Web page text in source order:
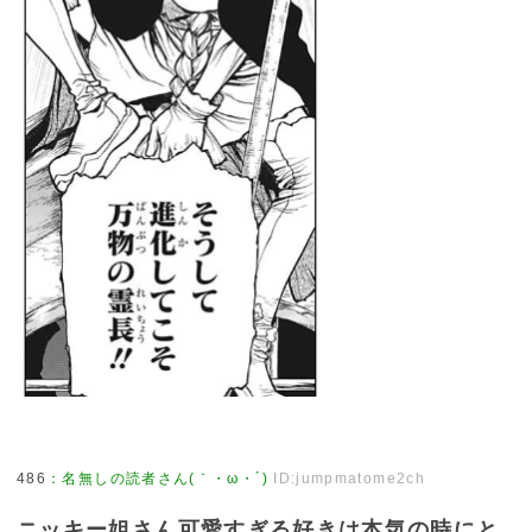
486 ：名無しの読者さん(｀・ω・´) ID:jumpmatome2ch